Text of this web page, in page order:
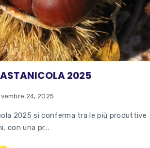
2025
24, 2025
2025 si conferma tra le più produttive
con una pr...